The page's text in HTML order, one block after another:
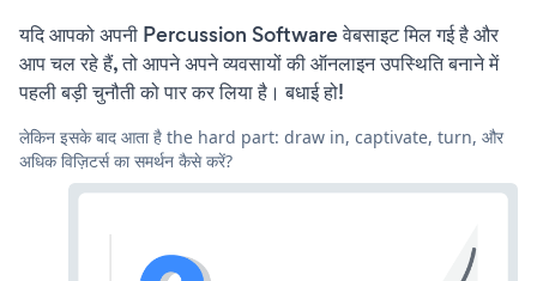
यदि आपको अपनी Percussion Software वेबसाइट मिल गई है और
आप चल रहे हैं, तो आपने अपने व्यवसायों की ऑनलाइन उपस्थिति बनाने में
पहली बड़ी चुनौती को पार कर लिया है। बधाई हो!
लेकिन इसके बाद आता है the hard part: draw in, captivate, turn, और
अधिक विज़िटर्स का समर्थन कैसे करें?